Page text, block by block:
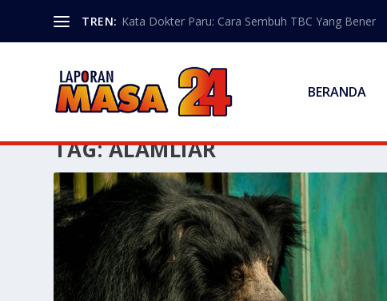
TREN: Kata Dokter Paru: Cara Sembuh TBC Yang Bener
BERANDA
TAG:ALAMLIAR